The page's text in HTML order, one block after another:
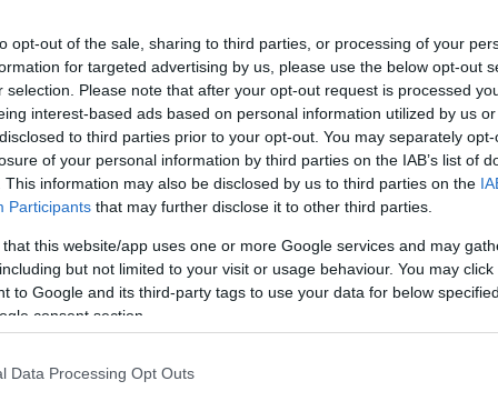
opt-out of the sale, sharing to third parties, or processing of your
for targeted advertising by us, please use the below opt-out
selection. Please note that after your opt-out request is processed
interest-based ads based on personal information utilized by us
to third parties prior to your opt-out. You may separately
of your personal information by third parties on the IAB’s list of
This information may also be disclosed by us to third parties on the
Participants that may further disclose it to other third parties.
that this website/app uses one or more Google services and may
but not limited to your visit or usage behaviour. You may
to Google and its third-party tags to use your data for below
consent section.
Data Processing Opt Outs
POS και ηλεκτρονικών υπηρεσιών
Πειραιώς Θ. Καπράλος,δηλώνει: «Η
με θύματα τους μικρούς. Είναι εθνική
και όχι αποκλεισμού. Ζητούμε μια
αρωγός στην εξέλιξη και την
απομακρύνεται από τις πραγματικές
της αγοράς.
Newsκαι μάθετε πρώτοι όλες τις